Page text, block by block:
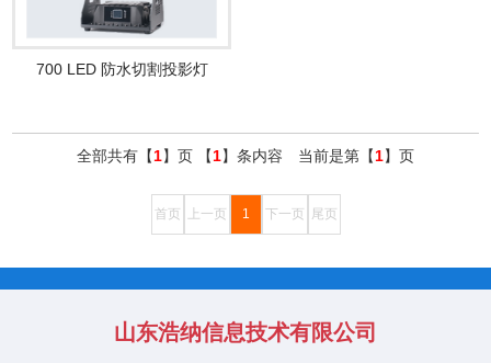
700 LED 防水切割投影灯
全部共有【1】页 【1】条内容 当前是第【1】页
首页 上一页 1 下一页 尾页
山东浩纳信息技术有限公司